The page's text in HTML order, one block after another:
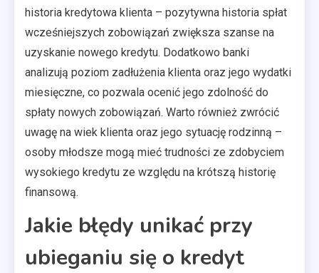
historia kredytowa klienta – pozytywna historia spłat
wcześniejszych zobowiązań zwiększa szanse na
uzyskanie nowego kredytu. Dodatkowo banki
analizują poziom zadłużenia klienta oraz jego wydatki
miesięczne, co pozwala ocenić jego zdolność do
spłaty nowych zobowiązań. Warto również zwrócić
uwagę na wiek klienta oraz jego sytuację rodzinną –
osoby młodsze mogą mieć trudności ze zdobyciem
wysokiego kredytu ze względu na krótszą historię
finansową.
Jakie błędy unikać przy
ubieganiu się o kredyt